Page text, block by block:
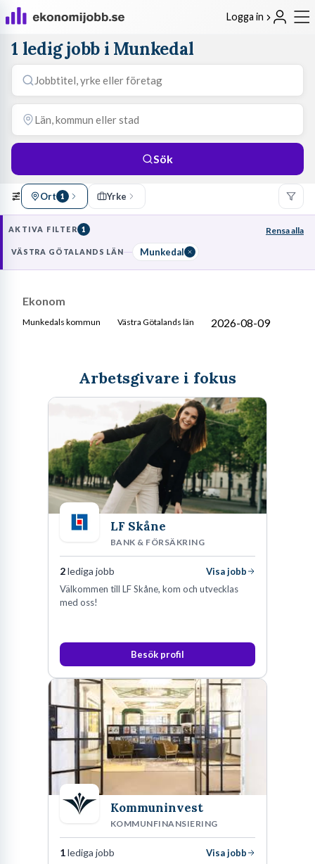
Logga in
1 ledig jobb i Munkedal
Sök
Ort 1 Yrke
AKTIVA FILTER 1 Rensa alla
VÄSTRA GÖTALANDS LÄN Munkedal
Ekonom
Munkedals kommun Västra Götalands län 2026-08-09
Arbetsgivare i fokus
LF Skåne
BANK & FÖRSÄKRING
2lediga jobb
Visa jobb
Välkommen till LF Skåne, kom och utvecklas
med oss!
Besök profil
Kommuninvest
KOMMUNFINANSIERING
1lediga jobb
Visa jobb